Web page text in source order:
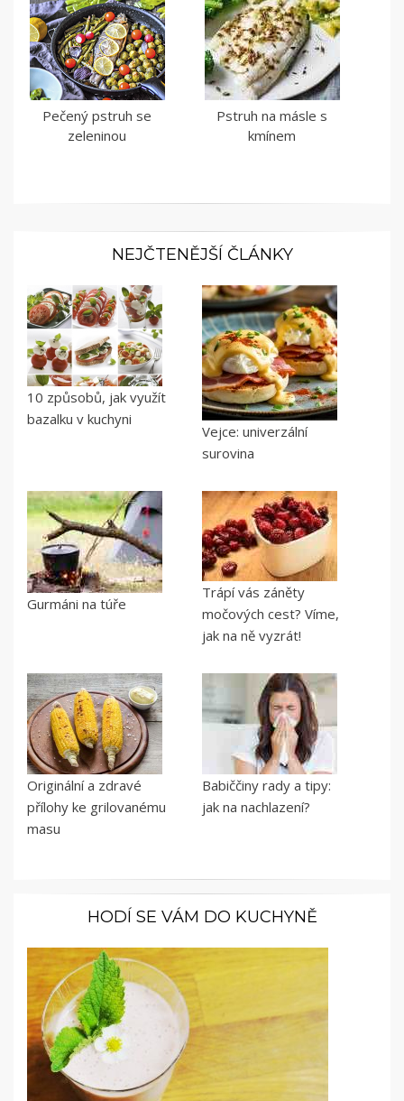
Pečený pstruh se
zeleninou
Pstruh na másle s
kmínem
NEJČTENĚJŠÍ ČLÁNKY
10 způsobů, jak využít
bazalku v kuchyni
Vejce: univerzální
surovina
Gurmáni na túře
Trápí vás záněty
močových cest? Víme,
jak na ně vyzrát!
Originální a zdravé
přílohy ke grilovanému
masu
Babiččiny rady a tipy:
jak na nachlazení?
HODÍ SE VÁM DO KUCHYNĚ